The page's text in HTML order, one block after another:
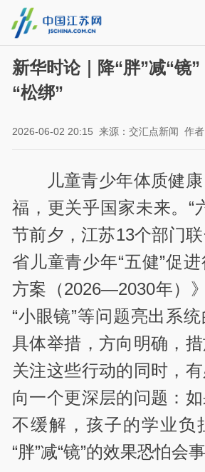
新华时论｜降“胖”减“镜
“松绑”
2026-06-02 20:15 来源：交汇点新闻 作
儿童青少年体质健
福，更关乎国家未来。“
节前夕，江苏13个部门
省儿童青少年“五健”促
方案（2026—2030年）
“小眼镜”等问题亮出系
具体举措，方向明确，
关注这些行动的同时，
向一个更深层的问题：
不缓解，孩子的学业负
“胖”减“镜”的效果恐怕会